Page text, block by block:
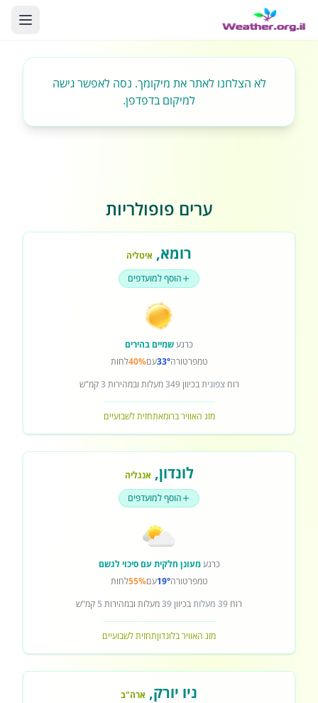
לא הצלחנו לאתר את מיקומך. נסה לאפשר גישה
למיקום בדפדפן.
ערים פופולריות
רומא, איטליה
הוסף למועדפים
כרגעשמיים בהירים
טמפרטורה33°עם40%לחות
רוחצפוניתבכיוון349מעלות ובמהירות 3קמ"ש
מזג האוויר ברומאתחזית לשבועיים
לונדון, אנגליה
הוסף למועדפים
כרגעמעונן חלקית עם סיכוי לגשם
טמפרטורה19°עם55%לחות
רוח 39 מעלות בכיוון39מעלות ובמהירות 5 קמ"ש
מזג האוויר בלונדוןתחזית לשבועיים
ניו יורק, ארה"ב